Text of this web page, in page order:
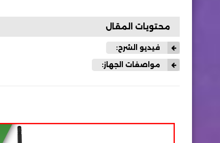
محتويات المقال
فيديو الشرح:
مواصفات الجهاز: